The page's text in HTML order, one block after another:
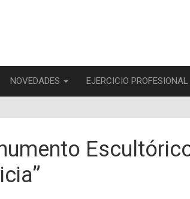
NOVEDADES EJERCICIO PROFESIONAL